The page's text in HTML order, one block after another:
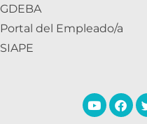
GDEBA
Portal del Empleado/a
SIAPE